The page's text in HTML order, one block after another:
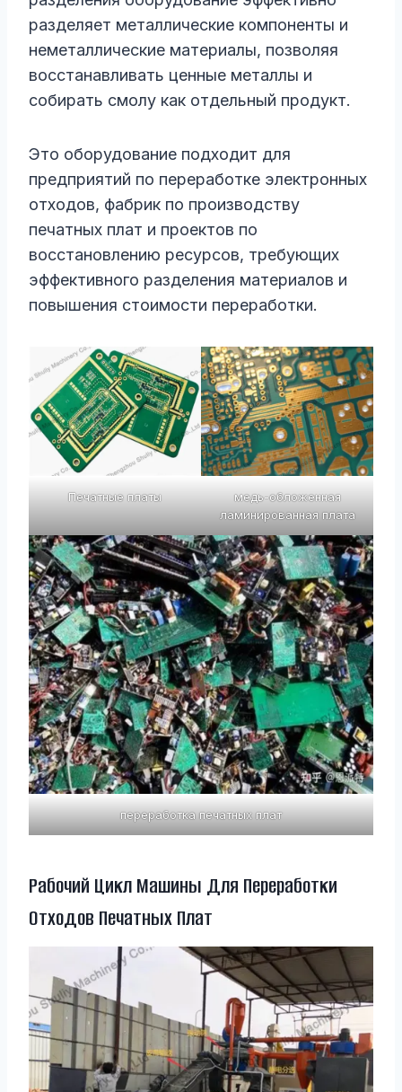
разделяет металлические компоненты и
неметаллические материалы, позволяя
восстанавливать ценные металлы и
собирать смолу как отдельный продукт.
Это оборудование подходит для
предприятий по переработке электронных
отходов, фабрик по производству
печатных плат и проектов по
восстановлению ресурсов, требующих
эффективного разделения материалов и
повышения стоимости переработки.
Печатные платы
медь-обложенная
ламинированная плата
переработка печатных плат
Рабочий Цикл Машины Для Переработки
Отходов Печатных Плат